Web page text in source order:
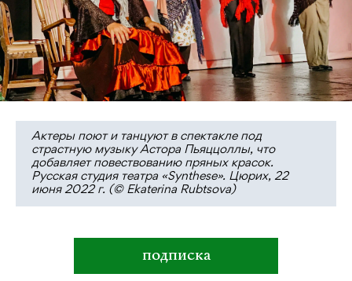
Актеры поют и танцуют в спектакле под
страстную музыку Астора Пьяццоллы, что
добавляет повествованию пряных красок.
Русская студия театра «Synthese». Цюрих, 22
июня 2022 г. (© Ekaterina Rubtsova)
подписка